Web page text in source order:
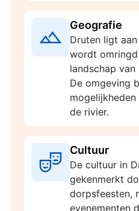
Geografie
Druten ligt
wordt
landschap
De omgeving
de rivier.
Cultuur
De cultuur in
gekenmerkt
dorpsfeesten,
evenementen